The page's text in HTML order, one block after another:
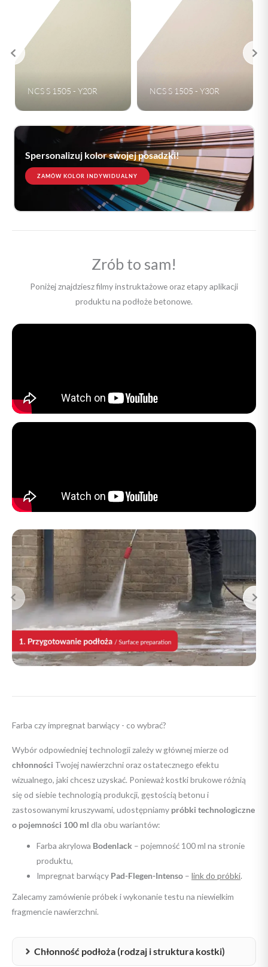
NCS S 1505 - Y30R NCS S 1505 - Y50R
Spersonalizuj kolor swojej posadzki!
ZAMÓW KOLOR INDYWIDUALNY
Zrób to sam!
Poniżej znajdziesz filmy instruktażowe oraz etapy aplikacji
produktu na podłoże betonowe.
Farba czy impregnat barwiący - co wybrać?
Wybór odpowiedniej technologii zależy w głównej mierze od
chłonności Twojej nawierzchni oraz ostatecznego efektu
wizualnego, jaki chcesz uzyskać. Ponieważ kostki brukowe różnią
się od siebie technologią produkcji, gęstością betonu i
zastosowanymi kruszywami, udostępniamy próbki technologiczne
o pojemności 100 ml dla obu wariantów:
Farba akrylowa Bodenlack – pojemność 100 ml na stronie
produktu,
Impregnat barwiący Pad-Flegen-Intenso –link do próbki.
Zalecamy zamówienie próbek i wykonanie testu na niewielkim
fragmencie nawierzchni.
Chłonność podłoża (rodzaj i struktura kostki)